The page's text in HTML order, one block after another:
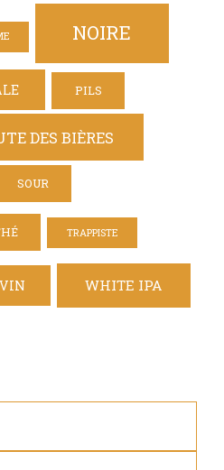
NOIRE
PILS
DES BIÈRES
SOUR
TRAPPISTE
VIN WHITE IPA